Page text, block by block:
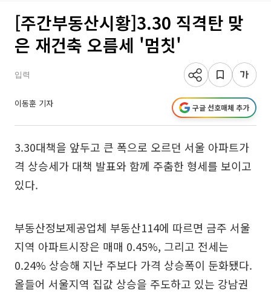
[주간부동산시황]3.30 직격탄 맞
은 재건축 오름세 '멈칫'
입력
이동훈 기자 구글 선호매체 추가
3.30대책을 앞두고 큰 폭으로 오르던 서울 아파트가
격 상승세가 대책 발표와 함께 주춤한 형세를 보이고
있다.
부동산정보제공업체 부동산114에 따르면 금주 서울
지역 아파트시장은 매매 0.45%, 그리고 전세는
0.24% 상승해 지난 주보다 가격 상승폭이 둔화됐다.
올들어 서울지역 집값 상승을 주도하고 있는 강남권